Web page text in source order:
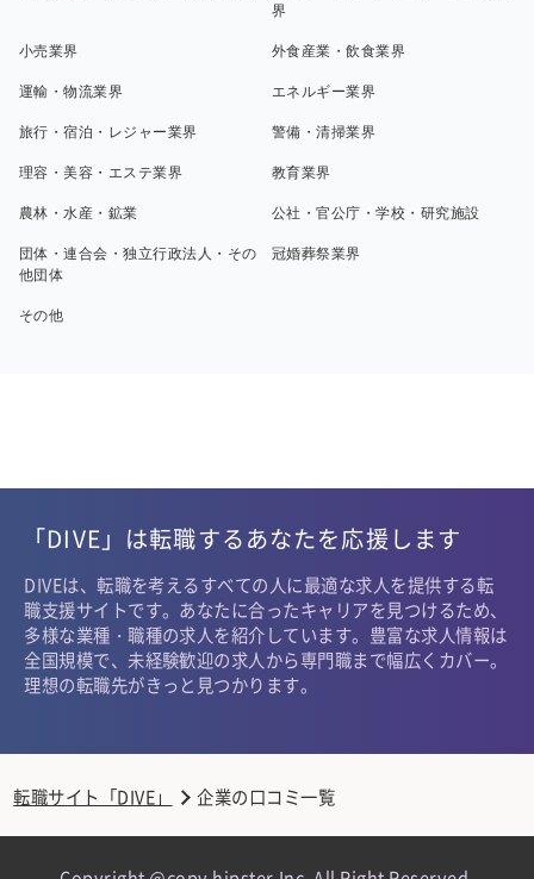
界
小売業界 外食産業・飲食業界
運輸・物流業界 エネルギー業界
旅行・宿泊・レジャー業界 警備・清掃業界
理容・美容・エステ業界 教育業界
農林・水産・鉱業 公社・官公庁・学校・研究施設
団体・連合会・独立行政法人・その
他団体
冠婚葬祭業界
その他
「DIVE」は転職するあなたを応援します
DIVEは、転職を考えるすべての人に最適な求人を提供する転
職支援サイトです。あなたに合ったキャリアを見つけるため、
多様な業種・職種の求人を紹介しています。豊富な求人情報は
全国規模で、未経験歓迎の求人から専門職まで幅広くカバー。
理想の転職先がきっと見つかります。
転職サイト「DIVE」 企業の口コミ一覧